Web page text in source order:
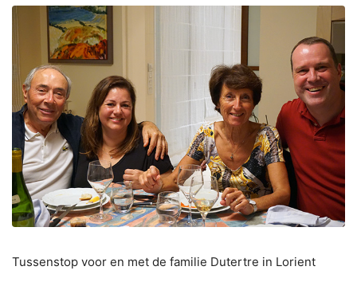
Tussenstop voor en met de familie Dutertre in Lorient